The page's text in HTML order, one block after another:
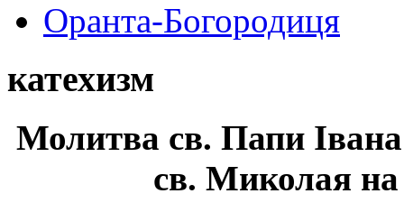
Оранта-Богородиця
катехизм
Молитва св. Папи
св. Миколая на